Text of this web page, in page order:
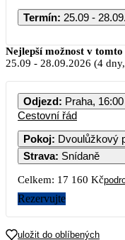
Termín: 25.09 -
Nejlepší možnost v tomto
25.09 - 28.09.2026 (4
Odjezd: Praha, 16:00
Cestovní řád
Pokoj: Dvoulůžkový
Strava: Snídaně
Celkem: 17 160 Kč
Rezervujte
uložit do oblíbených